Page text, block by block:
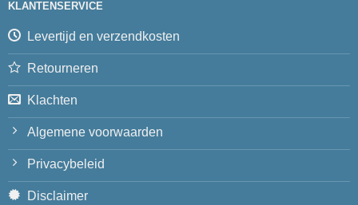
KLANTENSERVICE
Levertijd en verzendkosten
Retourneren
Klachten
Algemene voorwaarden
Privacybeleid
Disclaimer